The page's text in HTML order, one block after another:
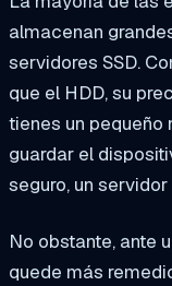
almacenan
servidores SSD.
que el HDD, su
tienes un
guardar el
seguro, un
No obstante, ante
quede más